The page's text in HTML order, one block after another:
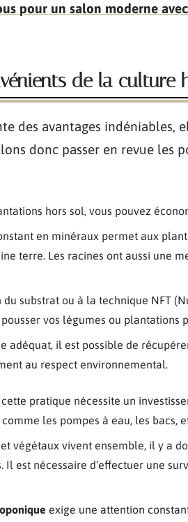
pour un salon moderne
de la culture
des avantages indéniables,
donc passer en revue les
hors sol, vous pouvez
en minéraux permet aux
terre. Les racines ont aussi une
du substrat ou à la technique NFT
vos légumes ou plantations
adéquat, il est possible de
au respect environnemental.
cette pratique nécessite un
les pompes à eau, les bacs,
végétaux vivent ensemble, il y a
Il est nécessaire d’effectuer une
exige une attention